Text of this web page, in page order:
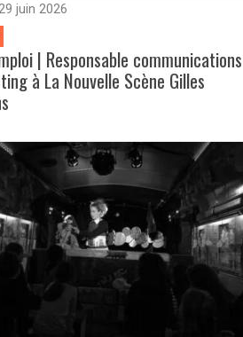
juin 2026
| Responsable communications
à La Nouvelle Scène Gilles